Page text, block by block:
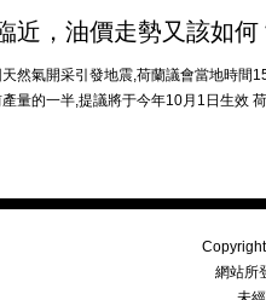
近，油價走勢又該如
開采引發地震,荷蘭議會當地時間15
量的一半,提議將于今年10月1日生效
網站所